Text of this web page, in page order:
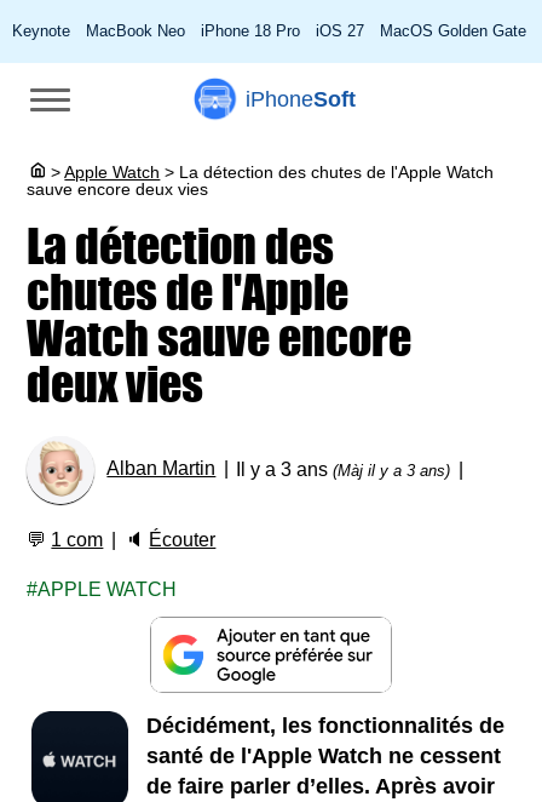
Keynote MacBook Neo iPhone 18 Pro iOS 27 MacOS Golden Gate
iPhoneSoft
> Apple Watch > La détection des chutes de l'Apple Watch
sauve encore deux vies
La détection des
chutes de l'Apple
Watch sauve encore
deux vies
Alban Martin Il y a 3 ans(Màj il y a 3 ans)
💬 1 com 🔈 Écouter
APPLE WATCH
Décidément, les fonctionnalités de
santé de l'Apple Watch ne cessent
de faire parler d’elles. Après avoir